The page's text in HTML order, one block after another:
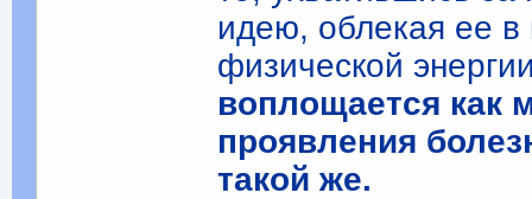
идею, облекая ее в
физической
воплощается как
проявления
такой же.